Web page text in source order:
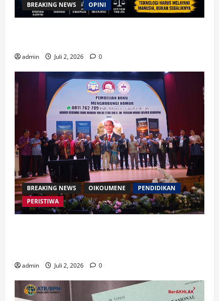
BREAKING NEWS OPINI
admin Juli 2, 2026 0
BREAKING NEWS OIKOUMENE
PENDIDIKAN
PERISTIWA
admin Juli 2, 2026 0